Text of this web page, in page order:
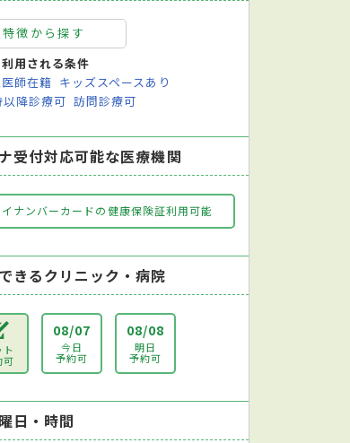
特徴から探す
用される条件
師在籍 キッズスペースあり
降診療可 訪問診療可
受付対応可能な医療機関
イナンバーカードの健康保険証利用可能
きるクリニック・病院
ト
可
08/07
今日
予約可
08/08
明日
予約可
日・時間